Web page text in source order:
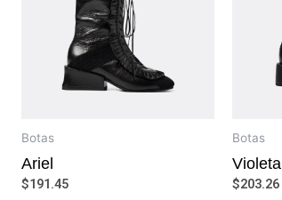
Botas
Ariel
$191.45
Botas
Violeta
$203.26